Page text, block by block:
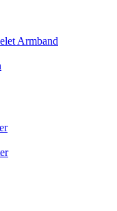
Armband